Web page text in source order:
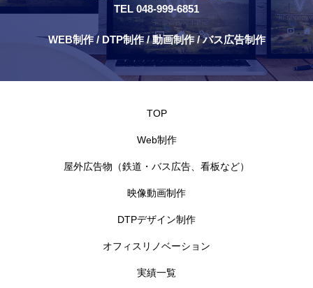
TEL 048-999-6851
WEB制作 / DTP制作 / 動画制作 / バス広告制作
TOP
Web制作
屋外広告物（鉄道・バス広告、看板など）
映像動画制作
DTPデザイン制作
オフィスリノベーション
実績一覧